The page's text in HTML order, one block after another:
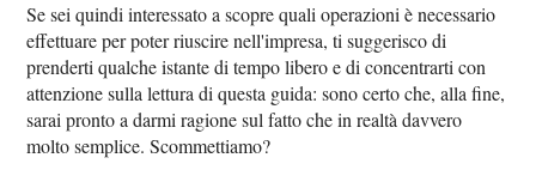
Se sei quindi interessato a scopre quali operazioni è necessario
effettuare per poter riuscire nell'impresa, ti suggerisco di
prenderti qualche istante di tempo libero e di concentrarti con
attenzione sulla lettura di questa guida: sono certo che, alla fine,
sarai pronto a darmi ragione sul fatto che in realtà davvero
molto semplice. Scommettiamo?